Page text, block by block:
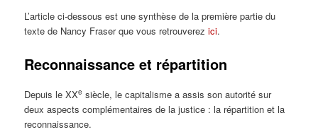
L’article ci-dessous est une synthèse de la première partie du
texte de Nancy Fraser que vous retrouverezici.
Reconnaissance et répartition
Depuis le XXe siècle, le capitalisme a assis son autorité sur
deux aspects complémentaires de la justice : la répartition et la
reconnaissance.